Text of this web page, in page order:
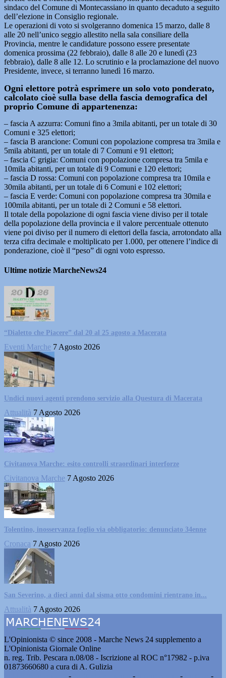
sindaco del Comune di Montecassiano in quanto decaduto a seguito
dell’elezione in Consiglio regionale.
Le operazioni di voto si svolgeranno domenica 15 marzo, dalle 8
alle 20 nell’unico seggio allestito nella sala consiliare della
Provincia, mentre le candidature possono essere presentate
domenica prossima (22 febbraio), dalle 8 alle 20 e lunedì (23
febbraio), dalle 8 alle 12. Lo scrutinio e la proclamazione del nuovo
Presidente, invece, si terranno lunedì 16 marzo.
Ogni elettore potrà esprimere un solo voto ponderato,
calcolato cioè sulla base della fascia demografica del
proprio Comune di appartenenza:
– fascia A azzurra: Comuni fino a 3mila abitanti, per un totale di 30
Comuni e 325 elettori;
– fascia B arancione: Comuni con popolazione compresa tra 3mila e
5mila abitanti, per un totale di 7 Comuni e 91 elettori;
– fascia C grigia: Comuni con popolazione compresa tra 5mila e
10mila abitanti, per un totale di 9 Comuni e 120 elettori;
– fascia D rossa: Comuni con popolazione compresa tra 10mila e
30mila abitanti, per un totale di 6 Comuni e 102 elettori;
– fascia E verde: Comuni con popolazione compresa tra 30mila e
100mila abitanti, per un totale di 2 Comuni e 58 elettori.
Il totale della popolazione di ogni fascia viene diviso per il totale
della popolazione della provincia e il valore percentuale ottenuto
viene poi diviso per il numero di elettori della fascia, arrotondato alla
terza cifra decimale e moltiplicato per 1.000, per ottenere l’indice di
ponderazione, cioè il “peso” di ogni voto espresso.
Ultime notizie MarcheNews24
“Dialetto che Piacere” dal 20 al 25 agosto a Macerata
Eventi Marche 7 Agosto 2026
Undici nuovi agenti prendono servizio alla Questura di Macerata
Attualità 7 Agosto 2026
Civitanova Marche: esito controlli straordinari interforze
Civitanova Marche 7 Agosto 2026
Tolentino, inosservanza foglio via obbligatorio: denunciato 34enne
Cronaca 7 Agosto 2026
San Severino, a dieci anni dal sisma otto condomini rientrano in...
Attualità 7 Agosto 2026
L'Opinionista © since 2008 - Marche News 24 supplemento a
L'Opinionista Giornale Online
n. reg. Trib. Pescara n.08/08 - Iscrizione al ROC n°17982 - p.iva
01873660680 a cura di A. Gulizia
- - -
-